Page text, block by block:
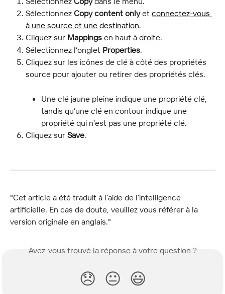
Sélectionnez Copy content only et connectez-vous
à une source et une destination.
Cliquez sur Mappings en haut à droite.
Sélectionnez l’onglet Properties.
Cliquez sur les icônes de clé à côté des propriétés
source pour ajouter ou retirer des propriétés clés.
Une clé jaune pleine indique une propriété clé,
tandis qu’une clé en contour indique une
propriété qui n’est pas une propriété clé.
Cliquez sur Save.
"Cet article a été traduit à l’aide de l’intelligence
artificielle. En cas de doute, veuillez vous référer à la
version originale en anglais."
Avez-vous trouvé la réponse à votre question ?
😞 😐 😃